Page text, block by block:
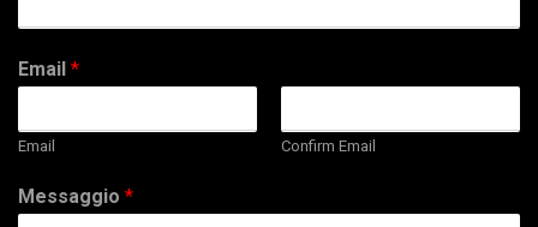
Email *
Email Confirm Email
Messaggio *